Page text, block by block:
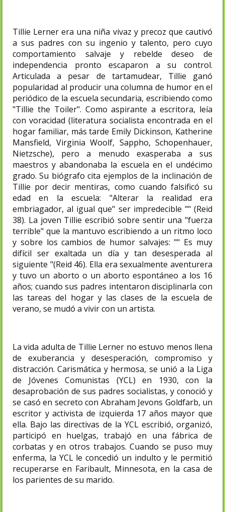
Tillie Lerner era una niña vivaz y precoz que cautivó
a sus padres con su ingenio y talento, pero cuyo
comportamiento salvaje y rebelde deseo de
independencia pronto escaparon a su control.
Articulada a pesar de tartamudear, Tillie ganó
popularidad al producir una columna de humor en el
periódico de la escuela secundaria, escribiendo como
"Tillie the Toiler". Como aspirante a escritora, leía
con voracidad (literatura socialista encontrada en el
hogar familiar, más tarde Emily Dickinson, Katherine
Mansfield, Virginia Woolf, Sappho, Schopenhauer,
Nietzsche), pero a menudo exasperaba a sus
maestros y abandonaba la escuela en el undécimo
grado. Su biógrafo cita ejemplos de la inclinación de
Tillie por decir mentiras, como cuando falsificó su
edad en la escuela: "Alterar la realidad era
embriagador, al igual que" ser impredecible "" (Reid
38). La joven Tillie escribió sobre sentir una "fuerza
terrible" que la mantuvo escribiendo a un ritmo loco
y sobre los cambios de humor salvajes: "" Es muy
difícil ser exaltada un día y tan desesperada al
siguiente "(Reid 46). Ella era sexualmente aventurera
y tuvo un aborto o un aborto espontáneo a los 16
años; cuando sus padres intentaron disciplinarla con
las tareas del hogar y las clases de la escuela de
verano, se mudó a vivir con un artista.
La vida adulta de Tillie Lerner no estuvo menos llena
de exuberancia y desesperación, compromiso y
distracción. Carismática y hermosa, se unió a la Liga
de Jóvenes Comunistas (YCL) en 1930, con la
desaprobación de sus padres socialistas, y conoció y
se casó en secreto con Abraham Jevons Goldfarb, un
escritor y activista de izquierda 17 años mayor que
ella. Bajo las directivas de la YCL escribió, organizó,
participó en huelgas, trabajó en una fábrica de
corbatas y en otros trabajos. Cuando se puso muy
enferma, la YCL le concedió un indulto y le permitió
recuperarse en Faribault, Minnesota, en la casa de
los parientes de su marido.